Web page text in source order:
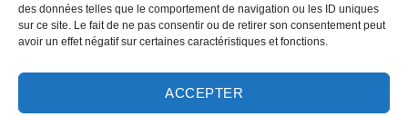
des données telles que le comportement de navigation ou les ID uniques
sur ce site. Le fait de ne pas consentir ou de retirer son consentement peut
avoir un effet négatif sur certaines caractéristiques et fonctions.
ACCEPTER